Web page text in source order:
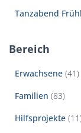
Tanzabend
Bereich
Erwachsene (41)
Familien (83)
Hilfsprojekte